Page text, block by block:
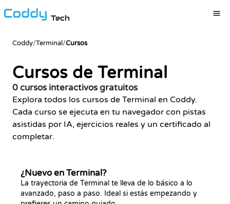
Tech
Coddy/Terminal/Cursos
Cursos de Terminal
0 cursos interactivos gratuitos
Explora todos los cursos de Terminal en Coddy.
Cada curso se ejecuta en tu navegador con pistas
asistidas por IA, ejercicios reales y un certificado al
completar.
¿Nuevo en Terminal?
La trayectoria de Terminal te lleva de lo básico a lo
avanzado, paso a paso. Ideal si estás empezando y